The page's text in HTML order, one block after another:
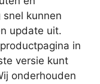
kunnen
update uit.
in
versie kunt
onderhouden